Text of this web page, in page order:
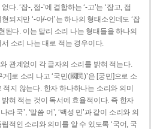
다. ‘잡-, 접-’에 결합하는 ‘-고’는 ‘잡고, 접
되지만 ‘-아/-어’는 하나의 형태소인데도 ‘잡
된다. 이는 달리 소리 나는 형태들을 하나의
소리 나는 대로 적는 경우이다.
관계없이 각 글자의 소리를 밝혀 적는다.
거]로 소리 나고 ‘국민(國民)’은 [궁민]으로 소
적지 않는다. 한자 하나하나는 소리와 의미
혀 적는 것이 독서에 효율적이다. 즉 한자
나라 국’, ‘말씀 어’, ‘백성 민’과 같이 소리와 의
적인 소리와 의미를 알 수 있도록 ‘국어, 국